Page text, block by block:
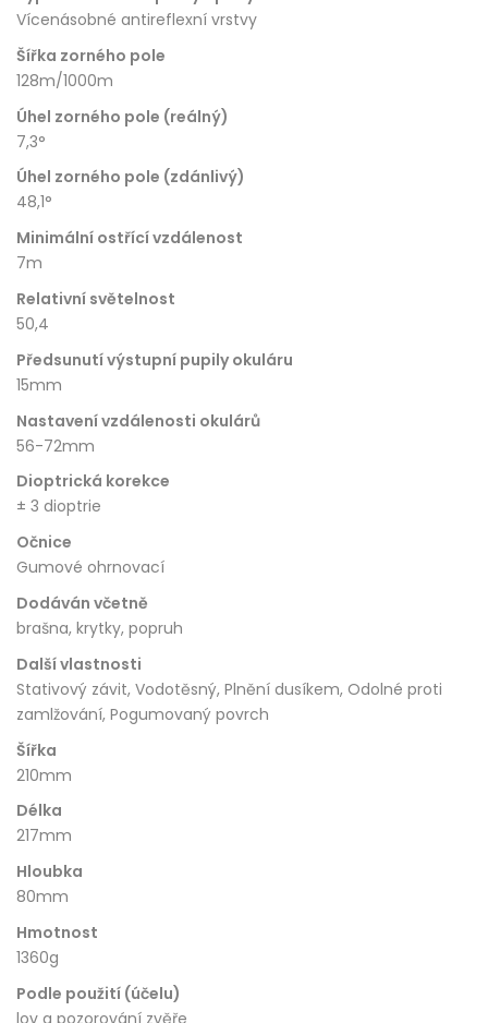
Vícenásobné antireflexní vrstvy
Šířka zorného pole
128m/1000m
Úhel zorného pole (reálný)
7,3°
Úhel zorného pole (zdánlivý)
48,1°
Minimální ostřící vzdálenost
7m
Relativní světelnost
50,4
Předsunutí výstupní pupily okuláru
15mm
Nastavení vzdálenosti okulárů
56-72mm
Dioptrická korekce
± 3 dioptrie
Očnice
Gumové ohrnovací
Dodáván včetně
brašna, krytky, popruh
Další vlastnosti
Stativový závit, Vodotěsný, Plnění dusíkem, Odolné proti
zamlžování, Pogumovaný povrch
Šířka
210mm
Délka
217mm
Hloubka
80mm
Hmotnost
1360g
Podle použití (účelu)
lov a pozorování zvěře